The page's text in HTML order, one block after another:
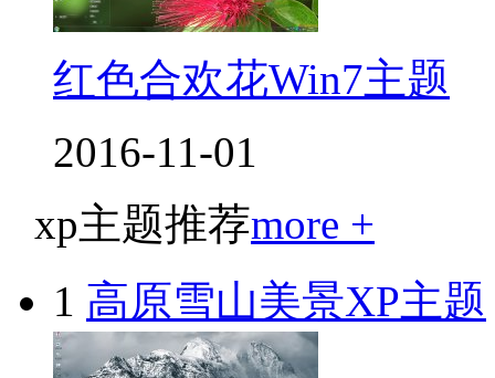
红色合欢花Win7主题
2016-11-01
xp主题推荐more +
1 高原雪山美景XP主题